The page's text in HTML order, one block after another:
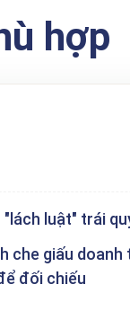
hợp
"lách luật" trái
che giấu
đối chiếu